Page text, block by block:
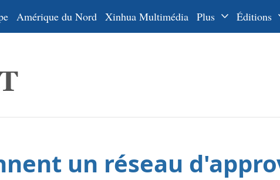
Amérique du Nord Xinhua Multimédia Plus Éditions
عربي un réseau